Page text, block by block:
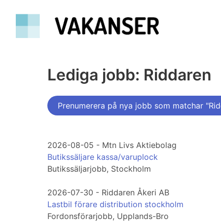
Lediga jobb: Riddaren
Prenumerera på nya jobb som matchar
2026-08-05 - Mtn Livs Aktiebolag
Butikssäljare kassa/varuplock
Butikssäljarjobb, Stockholm
2026-07-30 - Riddaren Åkeri AB
Lastbil förare distribution stockholm
Fordonsförarjobb, Upplands-Bro